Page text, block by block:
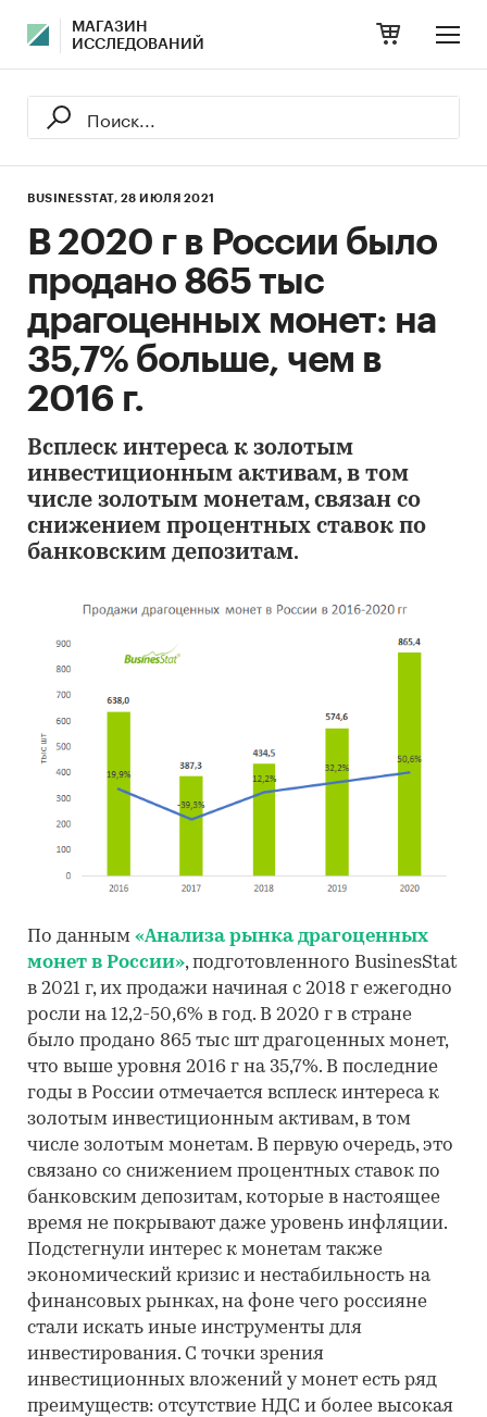
МАГАЗИН
ИССЛЕДОВАНИЙ
BUSINESSTAT, 28 ИЮЛЯ 2021
В 2020 г в России было
продано 865 тыс
драгоценных монет: на
35,7% больше, чем в
2016 г.
Всплеск интереса к золотым
инвестиционным активам, в том
числе золотым монетам, связан со
снижением процентных ставок по
банковским депозитам.
По данным «Анализа рынка драгоценных
монет в России», подготовленного BusinesStat
в 2021 г, их продажи начиная с 2018 г ежегодно
росли на 12,2-50,6% в год. В 2020 г в стране
было продано 865 тыс шт драгоценных монет,
что выше уровня 2016 г на 35,7%. В последние
годы в России отмечается всплеск интереса к
золотым инвестиционным активам, в том
числе золотым монетам. В первую очередь, это
связано со снижением процентных ставок по
банковским депозитам, которые в настоящее
время не покрывают даже уровень инфляции.
Подстегнули интерес к монетам также
экономический кризис и нестабильность на
финансовых рынках, на фоне чего россияне
стали искать иные инструменты для
инвестирования. С точки зрения
инвестиционных вложений у монет есть ряд
преимуществ: отсутствие НДС и более высокая